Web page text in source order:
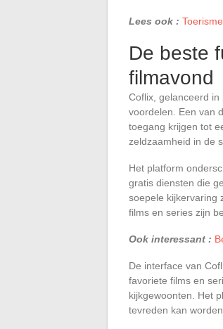
Lees ook :
De beste
filmavond
Coflix, gelanceerd in
voordelen. Een van
toegang krijgen tot
zeldzaamheid in de
Het platform
gratis diensten die
soepele kijkervaring
films en series zijn
Ook interessant :
De interface van
favoriete films en
kijkgewoonten. Het
tevreden kan worden